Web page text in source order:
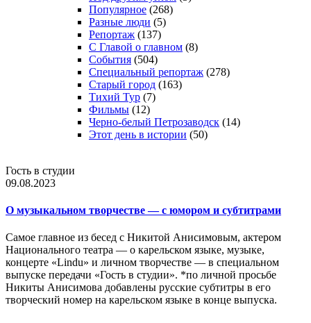
Популярное (268)
Разные люди (5)
Репортаж (137)
С Главой о главном (8)
События (504)
Специальный репортаж (278)
Старый город (163)
Тихий Тур (7)
Фильмы (12)
Черно-белый Петрозаводск (14)
Этот день в истории (50)
Гость в студии
09.08.2023
О музыкальном творчестве — с юмором и субтитрами
Самое главное из бесед с Никитой Анисимовым, актером
Национального театра — о карельском языке, музыке,
концерте «Lindu» и личном творчестве — в специальном
выпуске передачи «Гость в студии». *по личной просьбе
Никиты Анисимова добавлены русские субтитры в его
творческий номер на карельском языке в конце выпуска.